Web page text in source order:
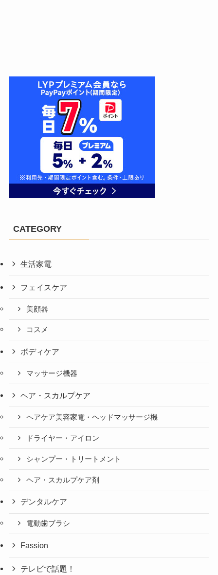
CATEGORY
生活家電
フェイスケア
美顔器
コスメ
ボディケア
マッサージ機器
ヘア・スカルプケア
ヘアケア美容家電・ヘッドマッサージ機
ドライヤー・アイロン
シャンプー・トリートメント
ヘア・スカルプケア剤
デンタルケア
電動歯ブラシ
Fassion
テレビで話題！